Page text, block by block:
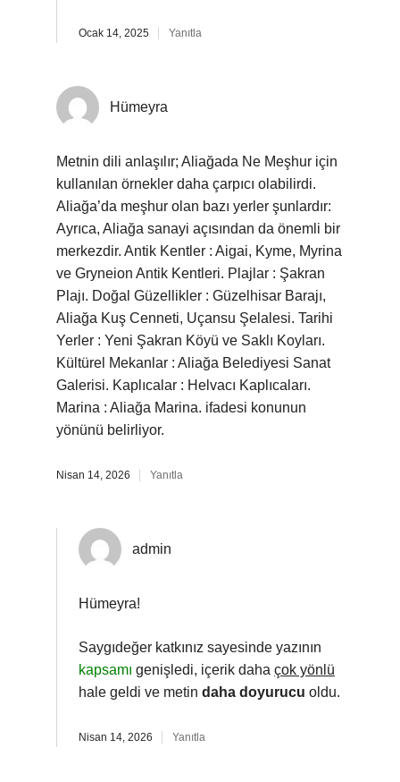
Ocak 14, 2025 Yanıtla
Hümeyra
Metnin dili anlaşılır; Aliağada Ne Meşhur için
kullanılan örnekler daha çarpıcı olabilirdi.
Aliağa’da meşhur olan bazı yerler şunlardır:
Ayrıca, Aliağa sanayi açısından da önemli bir
merkezdir. Antik Kentler : Aigai, Kyme, Myrina
ve Gryneion Antik Kentleri. Plajlar : Şakran
Plajı. Doğal Güzellikler : Güzelhisar Barajı,
Aliağa Kuş Cenneti, Uçansu Şelalesi. Tarihi
Yerler : Yeni Şakran Köyü ve Saklı Koyları.
Kültürel Mekanlar : Aliağa Belediyesi Sanat
Galerisi. Kaplıcalar : Helvacı Kaplıcaları.
Marina : Aliağa Marina. ifadesi konunun
yönünü belirliyor.
Nisan 14, 2026 Yanıtla
admin
Hümeyra!
Saygıdeğer katkınız sayesinde yazının
kapsamı genişledi, içerik daha çok yönlü
hale geldi ve metin daha doyurucu oldu.
Nisan 14, 2026 Yanıtla